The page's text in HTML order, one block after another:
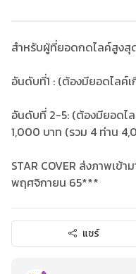
สำหรับผู้ที่ยอดกดไลค์สูงสุ
อันดับที่1 : (ต้องมียอดไลค์เ
อันดับที่ 2-5: (ต้องมียอดไล
1,000 บาท (รวม 4 ท่าน
STAR COVER ส่งภาพเข้
พฤศจิกายน 65***
แชร์